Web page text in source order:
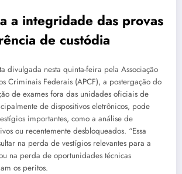
a integridade das provas
de custódia
divulgada nesta quinta-feira pela Associação
Criminais Federais (APCF), a postergação do
de exames fora das unidades oficiais de
de dispositivos eletrônicos, pode
importantes, como a análise de
ou recentemente desbloqueados. “Essa
na perda de vestígios relevantes para a
na perda de oportunidades técnicas
os peritos.